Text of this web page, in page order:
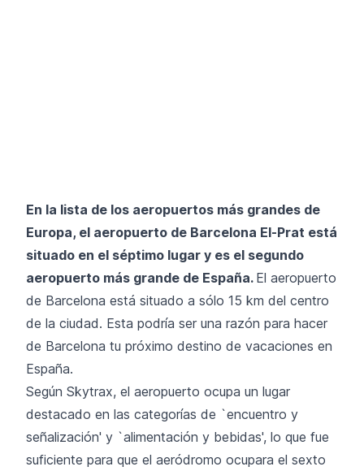
En la lista de los aeropuertos más grandes de
Europa, el aeropuerto de Barcelona El-Prat está
situado en el séptimo lugar y es el segundo
aeropuerto más grande de España. El aeropuerto
de Barcelona está situado a sólo 15 km del centro
de la ciudad. Esta podría ser una razón para hacer
de Barcelona tu próximo destino de vacaciones en
España.
Según Skytrax, el aeropuerto ocupa un lugar
destacado en las categorías de `encuentro y
señalización' y `alimentación y bebidas', lo que fue
suficiente para que el aeródromo ocupara el sexto